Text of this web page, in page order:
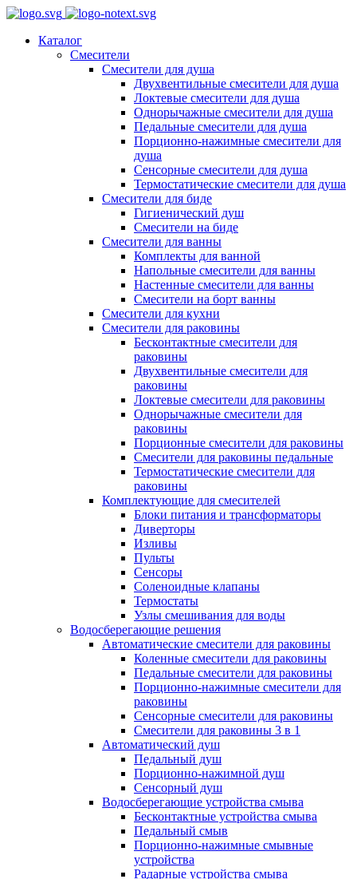
Каталог
Смесители
Смесители для душа
Двухвентильные смесители для душа
Локтевые смесители для душа
Однорычажные смесители для душа
Педальные смесители для душа
Порционно-нажимные смесители для
душа
Сенсорные смесители для душа
Термостатические смесители для душа
Смесители для биде
Гигиенический душ
Смесители на биде
Смесители для ванны
Комплекты для ванной
Напольные смесители для ванны
Настенные смесители для ванны
Смесители на борт ванны
Смесители для кухни
Смесители для раковины
Бесконтактные смесители для
раковины
Двухвентильные смесители для
раковины
Локтевые смесители для раковины
Однорычажные смесители для
раковины
Порционные смесители для раковины
Смесители для раковины педальные
Термостатические смесители для
раковины
Комплектующие для смесителей
Блоки питания и трансформаторы
Диверторы
Изливы
Пульты
Сенсоры
Соленоидные клапаны
Термостаты
Узлы смешивания для воды
Водосберегающие решения
Автоматические смесители для раковины
Коленные смесители для раковины
Педальные смесители для раковины
Порционно-нажимные смесители для
раковины
Сенсорные смесители для раковины
Смесители для раковины 3 в 1
Автоматический душ
Педальный душ
Порционно-нажимной душ
Сенсорный душ
Водосберегающие устройства смыва
Бесконтактные устройства смыва
Педальный смыв
Порционно-нажимные смывные
устройства
Радарные устройства смыва